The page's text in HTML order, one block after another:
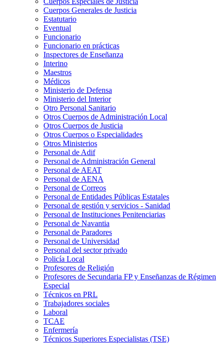
Cuerpos Generales de Justicia
Estatutario
Eventual
Funcionario
Funcionario en prácticas
Inspectores de Enseñanza
Interino
Maestros
Médicos
Ministerio de Defensa
Ministerio del Interior
Otro Personal Sanitario
Otros Cuerpos de Administración Local
Otros Cuerpos de Justicia
Otros Cuerpos o Especialidades
Otros Ministerios
Personal de Adif
Personal de Administración General
Personal de AEAT
Personal de AENA
Personal de Correos
Personal de Entidades Públicas Estatales
Personal de gestión y servicios - Sanidad
Personal de Instituciones Penitenciarias
Personal de Navantia
Personal de Paradores
Personal de Universidad
Personal del sector privado
Policía Local
Profesores de Religión
Profesores de Secundaria FP y Enseñanzas de Régimen
Especial
Técnicos en PRL
Trabajadores sociales
Laboral
TCAE
Enfermería
Técnicos Superiores Especialistas (TSE)